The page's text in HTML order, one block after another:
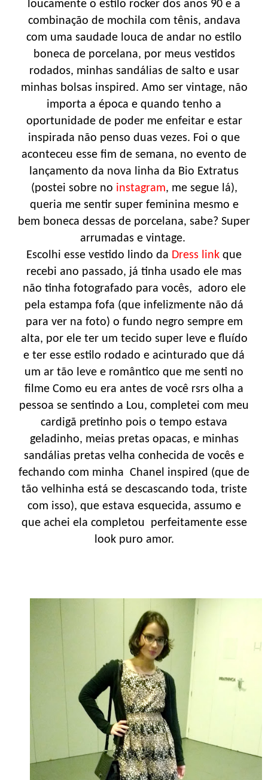
loucamente o estilo rocker dos anos 90 e a
combinação de mochila com tênis, andava
com uma saudade louca de andar no estilo
boneca de porcelana, por meus vestidos
rodados, minhas sandálias de salto e usar
minhas bolsas inspired. Amo ser vintage, não
importa a época e quando tenho a
oportunidade de poder me enfeitar e estar
inspirada não penso duas vezes. Foi o que
aconteceu esse fim de semana, no evento de
lançamento da nova linha da Bio Extratus
(postei sobre no instagram, me segue lá),
queria me sentir super feminina mesmo e
bem boneca dessas de porcelana, sabe? Super
arrumadas e vintage.
Escolhi esse vestido lindo da Dress link que
recebi ano passado, já tinha usado ele mas
não tinha fotografado para vocês, adoro ele
pela estampa fofa (que infelizmente não dá
para ver na foto) o fundo negro sempre em
alta, por ele ter um tecido super leve e fluído
e ter esse estilo rodado e acinturado que dá
um ar tão leve e romântico que me senti no
filme Como eu era antes de você rsrs olha a
pessoa se sentindo a Lou, completei com meu
cardigã pretinho pois o tempo estava
geladinho, meias pretas opacas, e minhas
sandálias pretas velha conhecida de vocês e
fechando com minha Chanel inspired (que de
tão velhinha está se descascando toda, triste
com isso), que estava esquecida, assumo e
que achei ela completou perfeitamente esse
look puro amor.